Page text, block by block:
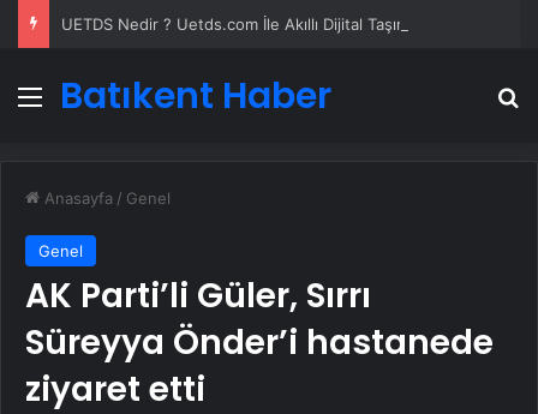
Menü
Batıkent Haber
Anasayfa / Genel
Genel
AK Parti’li Güler, Sırrı
Süreyya Önder’i hastanede
ziyaret etti